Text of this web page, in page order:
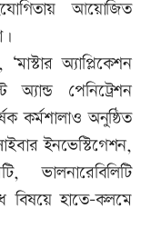
আয়োজিত
অ্যাপ্লিকেশন
অ্যান্ড পেনিট্রেশন
কর্মশালাও অনুষ্ঠিত
ইনভেস্টিগেশন,
ভালনারেবিলিটি
বিষয়ে হাতে-কলমে